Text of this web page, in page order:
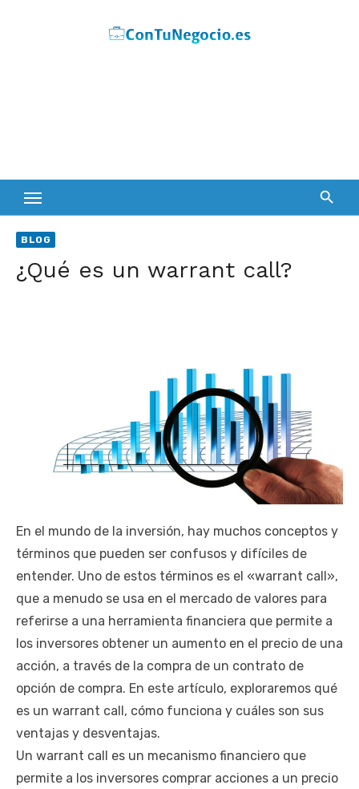
BLOG
¿Qué es un warrant call?
En el mundo de la inversión, hay muchos conceptos y
términos que pueden ser confusos y difíciles de
entender. Uno de estos términos es el «warrant call»,
que a menudo se usa en el mercado de valores para
referirse a una herramienta financiera que permite a
los inversores obtener un aumento en el precio de una
acción, a través de la compra de un contrato de
opción de compra. En este artículo, exploraremos qué
es un warrant call, cómo funciona y cuáles son sus
ventajas y desventajas.
Un warrant call es un mecanismo financiero que
permite a los inversores comprar acciones a un precio